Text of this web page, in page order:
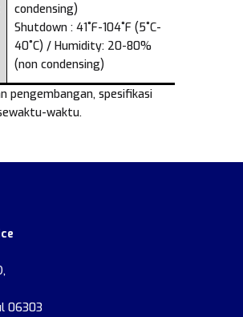
condensing)
Shutdown : 41˚F-104˚F (5˚C-
40˚C) / Humidity: 20-80%
(non condensing)
pengembangan, spesifikasi
waktu.
06303